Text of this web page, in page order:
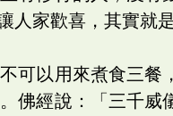
家歡喜，其實就是
可以用來煮食三餐
佛經說：「三千威